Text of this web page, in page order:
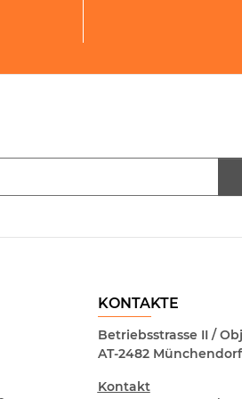
KONTAKTE
Betriebsstrasse II /
AT-2482 Münchendorf
Kontakt